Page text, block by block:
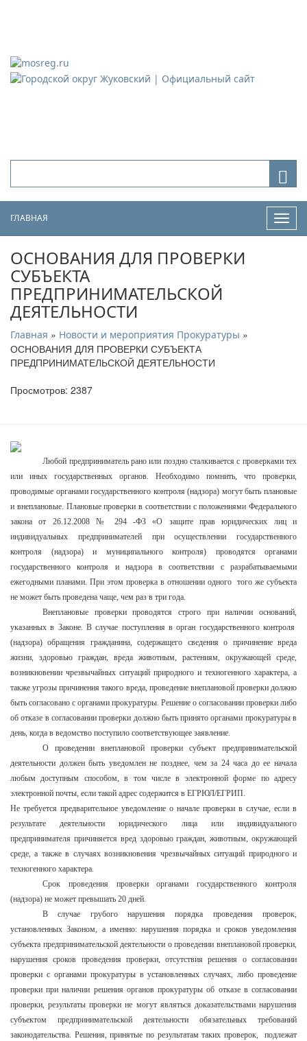
ГЛАВНАЯ
ОСНОВАНИЯ ДЛЯ ПРОВЕРКИ
СУБЪЕКТА
ПРЕДПРИНИМАТЕЛЬСКОЙ
ДЕЯТЕЛЬНОСТИ
Главная » Новости и мероприятия Прокуратуры »
ОСНОВАНИЯ ДЛЯ ПРОВЕРКИ СУБЪЕКТА
ПРЕДПРИНИМАТЕЛЬСКОЙ ДЕЯТЕЛЬНОСТИ
Просмотров: 2387
Любой предприниматель рано или поздно сталкивается с проверками тех
или иных государственных органов. Необходимо помнить, что проверки,
проводимые органами государственного контроля (надзора) могут быть плановые
и внеплановые. Плановые проверки в соответствии с положениями Федерального
закона от 26.12.2008 № 294 -ФЗ «О защите прав юридических лиц и
индивидуальных предпринимателей при осуществлении государственного
контроля (надзора) и муниципального контроля) проводятся органами
государственного контроля и надзора в соответствии с разрабатываемыми
ежегодными планами. При этом проверка в отношении одного того же субъекта
не может быть проведена чаще, чем раз в три года.
Внеплановые проверки проводятся строго при наличии оснований,
указанных в Законе. В случае поступления в орган государственного контроля
(надзора) обращения гражданина, содержащего сведения о причинение вреда
жизни, здоровью граждан, вреда животным, растениям, окружающей среде,
возникновении чрезвычайных ситуаций природного и техногенного характера, а
также угрозы причинения такого вреда, проведение внеплановой проверки должно
быть согласовано с органами прокуратуры. Решение о согласовании проверки либо
об отказе в согласовании проверки должно быть принято органами прокуратуры в
день, когда в ведомство поступило соответствующее заявление.
О проведении внеплановой проверки субъект предпринимательской
деятельности должен быть уведомлен не позднее, чем за 24 часа до ее начала
любым доступным способом, в том числе в электронной форме по адресу
электронной почты, если такой адрес содержится в ЕГРЮЛ/ЕГРИП.
Не требуется предварительное уведомление о начале проверки в случае, если в
результате деятельности юридического лица или индивидуального
предпринимателя причиняется вред здоровью граждан, животным, окружающей
среде, а также в случаях возникновения чрезвычайных ситуаций природного и
техногенного характера.
Срок проведения проверки органами государственного контроля
(надзора) не может превышать 20 дней.
В случае грубого нарушения порядка проведения проверок,
установленных Законом, а именно: нарушения порядка и сроков уведомления
субъекта предпринимательской деятельности о проведении внеплановой проверки,
нарушения сроков проведения проверки, отсутствия решения о согласовании
проверки с органами прокуратуры в установленных случаях, либо проведение
проверки при наличии решения органов прокуратуры об отказе в согласовании
проверки, результаты проверки не могут являться доказательствами нарушения
субъектом предпринимательской деятельности обязательных требований
законодательства. Решения, принятые по результатам таких проверок, подлежат